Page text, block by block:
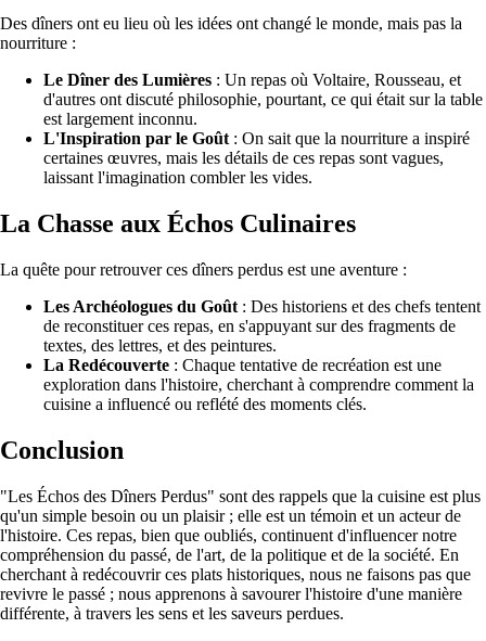
Des dîners ont eu lieu où les idées ont changé le monde, mais pas la
nourriture :
Le Dîner des Lumières : Un repas où Voltaire, Rousseau, et
d'autres ont discuté philosophie, pourtant, ce qui était sur la table
est largement inconnu.
L'Inspiration par le Goût : On sait que la nourriture a inspiré
certaines œuvres, mais les détails de ces repas sont vagues,
laissant l'imagination combler les vides.
La Chasse aux Échos Culinaires
La quête pour retrouver ces dîners perdus est une aventure :
Les Archéologues du Goût : Des historiens et des chefs tentent
de reconstituer ces repas, en s'appuyant sur des fragments de
textes, des lettres, et des peintures.
La Redécouverte : Chaque tentative de recréation est une
exploration dans l'histoire, cherchant à comprendre comment la
cuisine a influencé ou reflété des moments clés.
Conclusion
"Les Échos des Dîners Perdus" sont des rappels que la cuisine est plus
qu'un simple besoin ou un plaisir ; elle est un témoin et un acteur de
l'histoire. Ces repas, bien que oubliés, continuent d'influencer notre
compréhension du passé, de l'art, de la politique et de la société. En
cherchant à redécouvrir ces plats historiques, nous ne faisons pas que
revivre le passé ; nous apprenons à savourer l'histoire d'une manière
différente, à travers les sens et les saveurs perdues.